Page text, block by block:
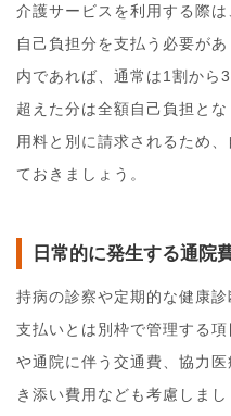
介護サービスを利用する際
自己負担分を支払う必要が
内であれば、通常は1割から
超えた分は全額自己負担と
用料と別に請求されるため
ておきましょう。
日常的に発生する通院
持病の診察や定期的な健康
支払いとは別枠で管理する
や通院に伴う交通費、協力
き添い費用なども考慮しま